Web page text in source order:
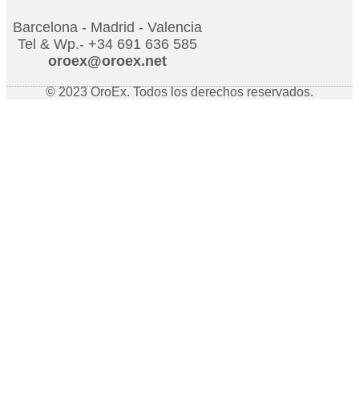
Barcelona - Madrid - Valencia
Tel & Wp.- +34 691 636 585
oroex@oroex.net
© 2023 OroEx. Todos los derechos reservados.